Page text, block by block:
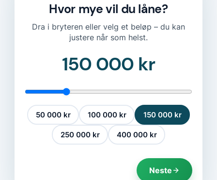
Hvor mye vil du låne?
Dra i bryteren eller velg et beløp – du kan
justere når som helst.
150 000 kr
50 000 kr 100 000 kr 150 000 kr
250 000 kr 400 000 kr
Neste